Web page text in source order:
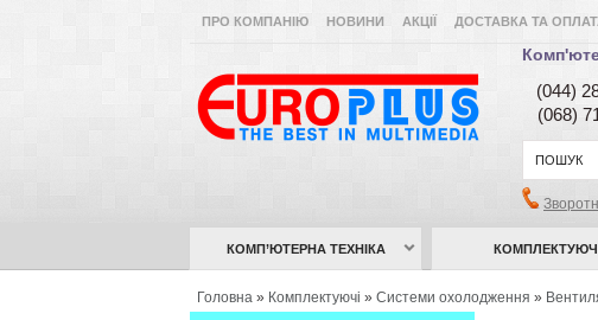
ПРО КОМПАНІЮ НОВИНИ АКЦІЇ ДОСТАВКА ТА
(044)
(068)
КОМП’ЮТЕРНА ТЕХНІКА КОМПЛЕКТУЮЧІ
Головна » Комплектуючі » Системи охолодження »